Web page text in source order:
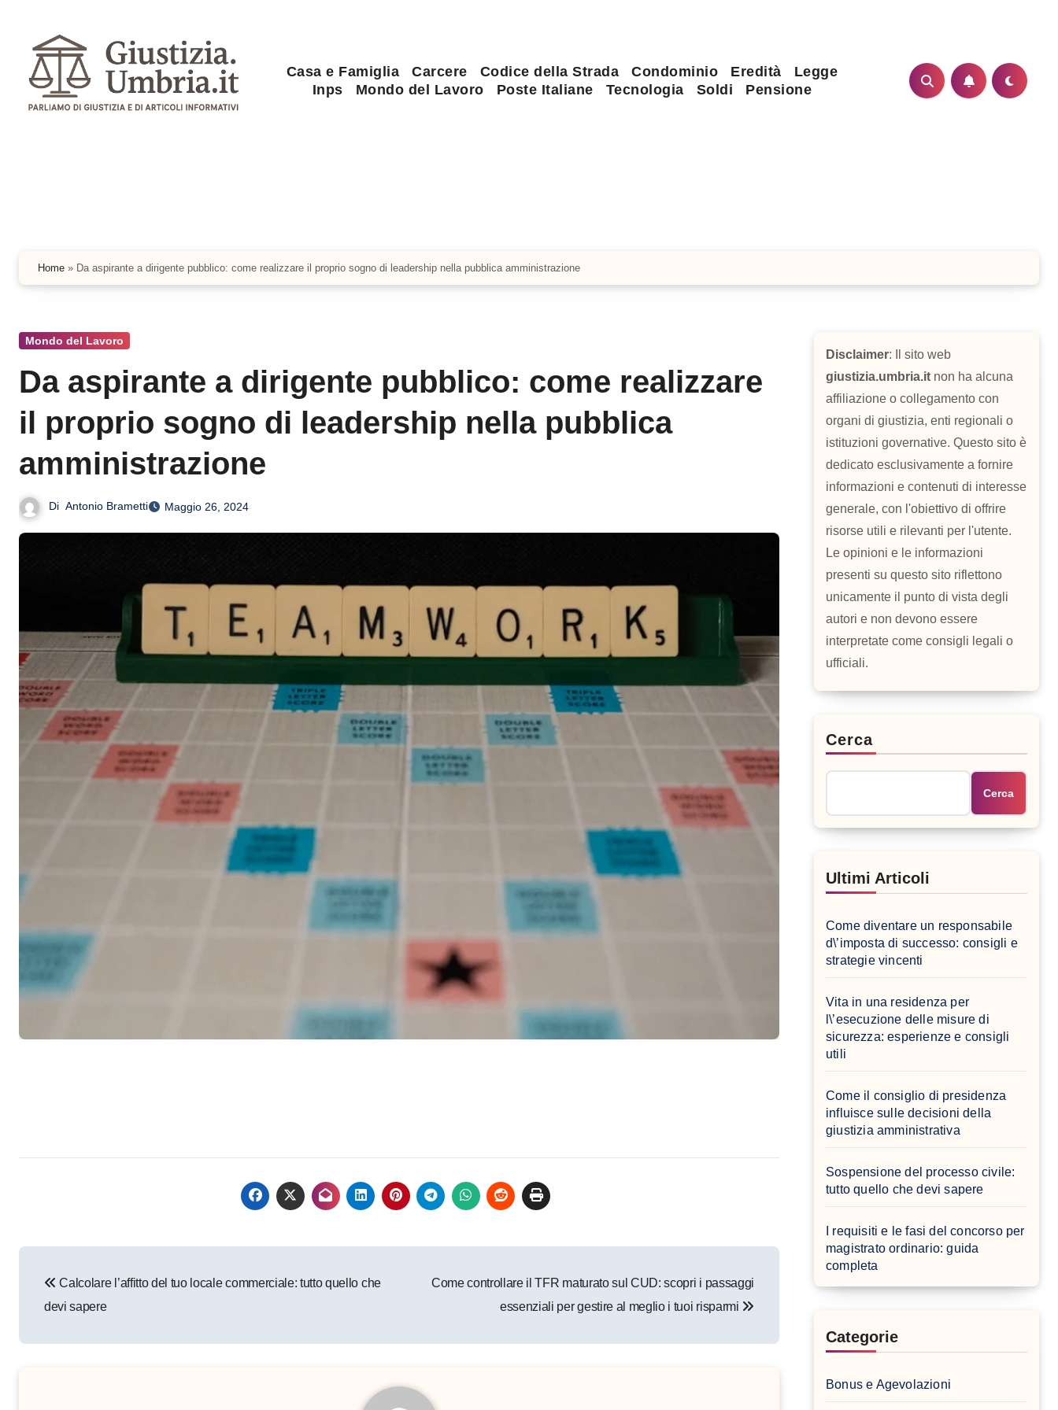
contenuto
Casa e Famiglia Carcere Codice della Strada Condominio Eredità
Legge
Inps
Mondo del Lavoro Poste Italiane Tecnologia Soldi Pensione
Home » Da aspirante a dirigente pubblico: come realizzare il proprio sogno di leadership nella pubblica amministrazione
Mondo del Lavoro
Da aspirante a dirigente pubblico: come realizzare
il proprio sogno di leadership nella pubblica
amministrazione
Di Antonio Brametti Maggio 26, 2024
articoli
Calcolare l’affitto del tuo locale commerciale: tutto quello che
devi sapere
Come controllare il TFR maturato sul CUD: scopri i passaggi
essenziali per gestire al meglio i tuoi risparmi
Disclaimer: Il sito web
giustizia.umbria.it non ha alcuna
affiliazione o collegamento con
organi di giustizia, enti regionali o
istituzioni governative. Questo sito è
dedicato esclusivamente a fornire
informazioni e contenuti di interesse
generale, con l'obiettivo di offrire
risorse utili e rilevanti per l'utente.
Le opinioni e le informazioni
presenti su questo sito riflettono
unicamente il punto di vista degli
autori e non devono essere
interpretate come consigli legali o
ufficiali.
Cerca
Cerca
Ultimi Articoli
Come diventare un responsabile
d\’imposta di successo: consigli e
strategie vincenti
Vita in una residenza per
l\’esecuzione delle misure di
sicurezza: esperienze e consigli
utili
Come il consiglio di presidenza
influisce sulle decisioni della
giustizia amministrativa
Sospensione del processo civile:
tutto quello che devi sapere
I requisiti e le fasi del concorso per
magistrato ordinario: guida
completa
Categorie
Bonus e Agevolazioni